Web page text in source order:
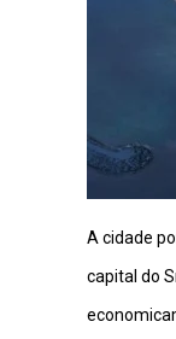
A cidade
capital do